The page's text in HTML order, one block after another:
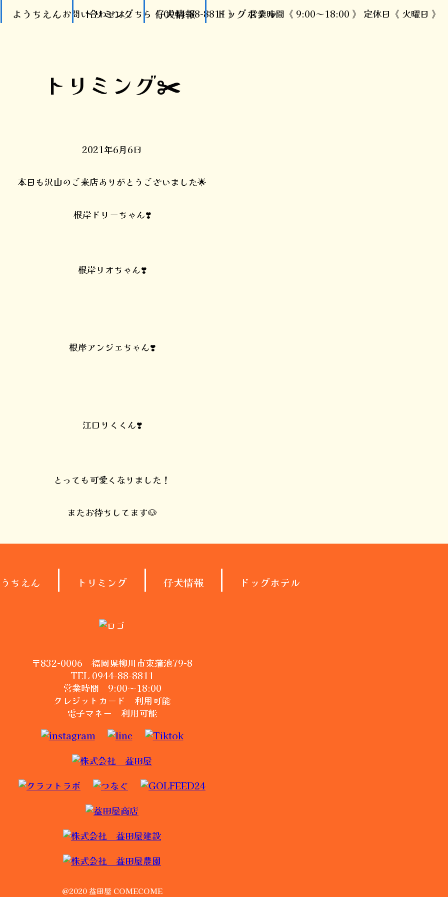
お問い合わせはこちら《 0944-88-8811 》 営業時間《 9:00～18:00 》 定休日《 火曜日 》
ようちえん トリミング 仔犬情報 ドッグホテル
トリミング✂️
2021年6月6日
本日も沢山のご来店ありがとうございました🌟
根岸ドリーちゃん❣️
根岸リオちゃん❣️
根岸アンジェちゃん❣️
江口りくくん❣️
とっても可愛くなりました！
またお待ちしてます🐶
ちえん トリミング 仔犬情報 ドッグホテル
〒832-0006 福岡県柳川市東蒲池79-8
TEL 0944-88-8811
営業時間 9:00～18:00
クレジットカード 利用可能
電子マネー 利用可能
@2020 益田屋 COMECOME